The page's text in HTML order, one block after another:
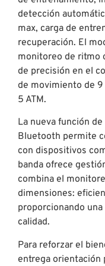
detección
max, carga de
recuperación. El
monitoreo de ritmo
de precisión en el
de movimiento de 9
5 ATM.
La nueva función
Bluetooth permite
con dispositivos
banda ofrece
combina el
dimensiones:
proporcionando
calidad.
Para reforzar el
entrega orientación